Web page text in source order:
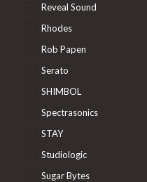
Reveal Sound
Rhodes
Rob Papen
Serato
SHIMBOL
Spectrasonics
STAY
Studiologic
Sugar Bytes